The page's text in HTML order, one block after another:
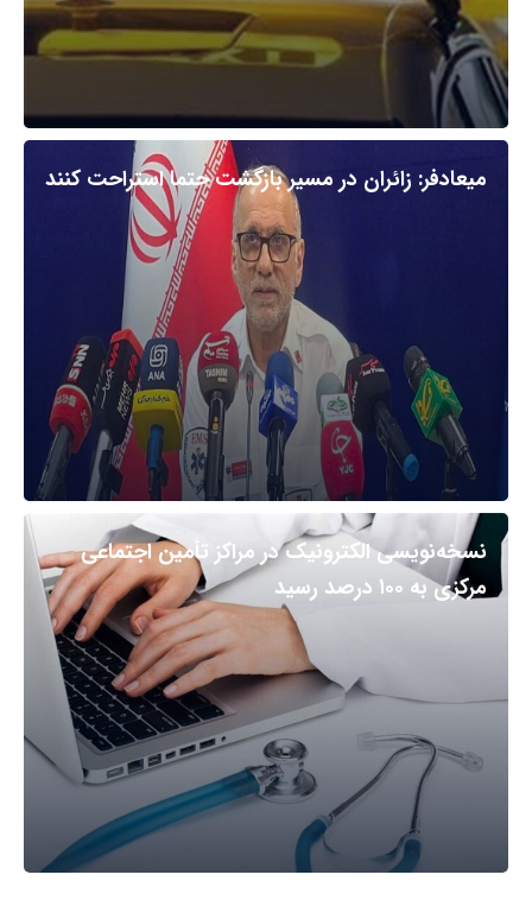
میعادفر: زائران در مسیر بازگشت حتما استراحت کنند
نسخه‌نویسی الکترونیک در مراکز تأمین اجتماعی
مرکزی به ۱۰۰ درصد رسید